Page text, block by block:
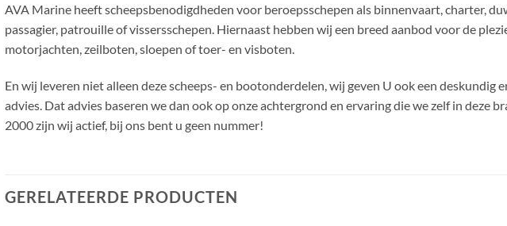
AVA Marine heeft scheepsbenodigdheden voor beroepsschepen als binnenvaart, charter,
passagier, patrouille of vissersschepen. Hiernaast hebben wij een breed aanbod voor de
motorjachten, zeilboten, sloepen of toer- en visboten.
En wij leveren niet alleen deze scheeps- en bootonderdelen, wij geven U ook een deskundig
advies. Dat advies baseren we dan ook op onze achtergrond en ervaring die we zelf in deze
2000 zijn wij actief, bij ons bent u geen nummer!
GERELATEERDE PRODUCTEN